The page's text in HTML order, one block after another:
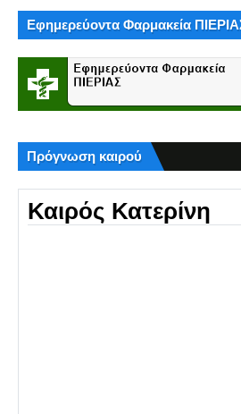
Εφημερεύοντα Φαρμακεία
Πρόγνωση καιρού
Καιρός Κατερίνη